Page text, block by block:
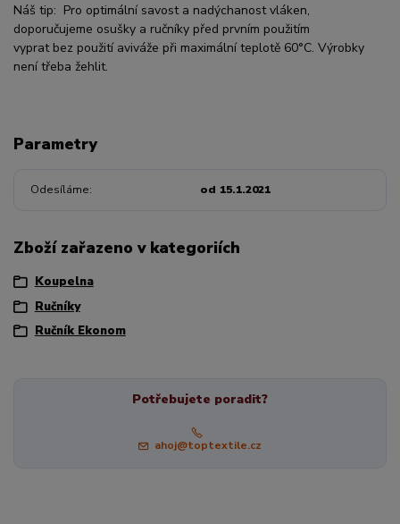
Náš tip: Pro optimální savost a nadýchanost vláken,
doporučujeme osušky a ručníky před prvním použitím
vyprat bez použití aviváže při maximální teplotě 60°C. Výrobky
není třeba žehlit.
Parametry
Odesíláme od 15.1.2021
Zboží zařazeno v kategoriích
Koupelna
Ručníky
Ručník Ekonom
Potřebujete poradit?
ahoj@toptextile.cz